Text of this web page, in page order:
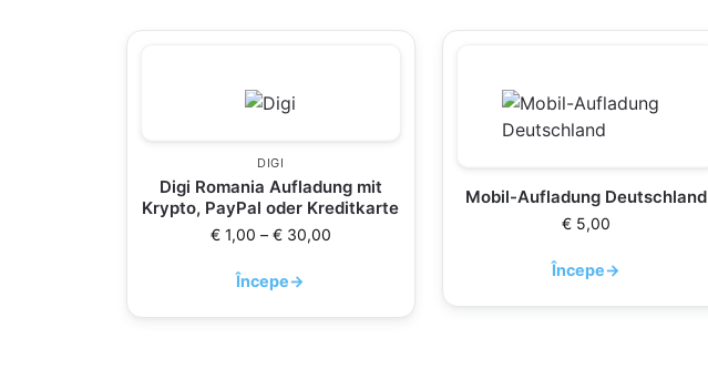
DIGI
Digi Romania Aufladung mit
Krypto, PayPal oder Kreditkarte
€1,00 – €30,00
Începe→
Mobil-Aufladung Deutschland
€ 5,00
Începe→